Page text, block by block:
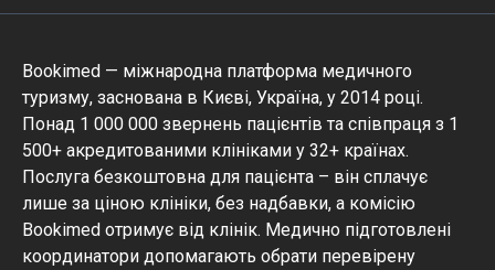
Bookimed — міжнародна платформа медичного
туризму, заснована в Києві, Україна, у 2014 році.
Понад 1 000 000 звернень пацієнтів та співпраця з 1
500+ акредитованими клініками у 32+ країнах.
Послуга безкоштовна для пацієнта – він сплачує
лише за ціною клініки, без надбавки, а комісію
Bookimed отримує від клінік. Медично підготовлені
координатори допомагають обрати перевірену